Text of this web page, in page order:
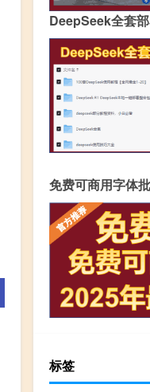
DeepSeek全套
免费可商用字体
标签